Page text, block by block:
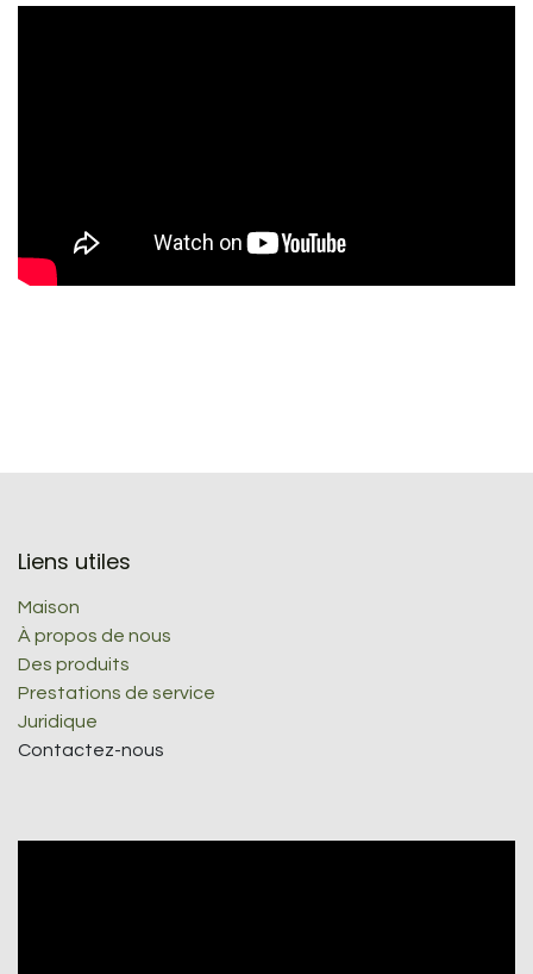
Liens utiles
Maison
À propos de nous
Des produits
Prestations de service
Juridique
Contactez-nous